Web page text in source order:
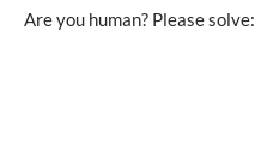
Are you human? Please solve: